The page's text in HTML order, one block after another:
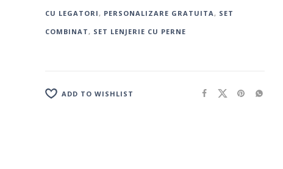
CU LEGATORI , PERSONALIZARE GRATUITA , SET
COMBINAT , SET LENJERIE CU PERNE
ADD TO WISHLIST